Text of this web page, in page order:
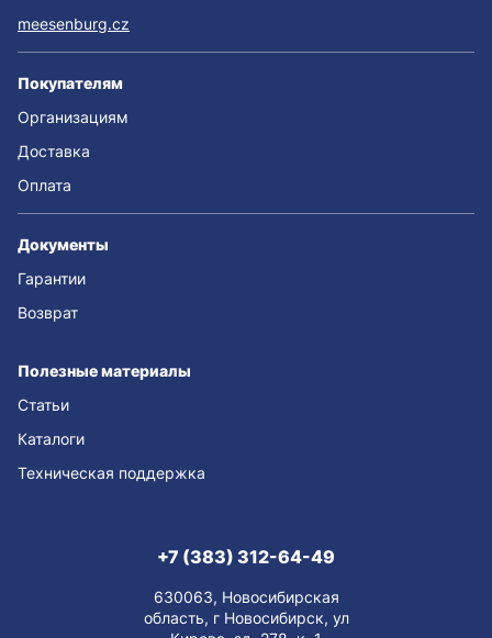
meesenburg.cz
Покупателям
Организациям
Доставка
Оплата
Документы
Гарантии
Возврат
Полезные материалы
Статьи
Каталоги
Техническая поддержка
+7 (383) 312-64-49
630063, Новосибирская
область, г Новосибирск, ул